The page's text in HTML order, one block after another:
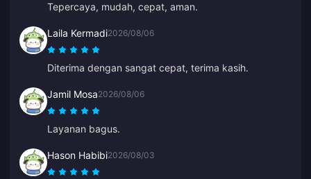
Tepercaya, mudah, cepat, aman.
Laila Kermadi2026/08/06
Diterima dengan sangat cepat, terima kasih.
Jamil Mosa2026/08/06
Layanan bagus.
Hason Habibi2026/08/03